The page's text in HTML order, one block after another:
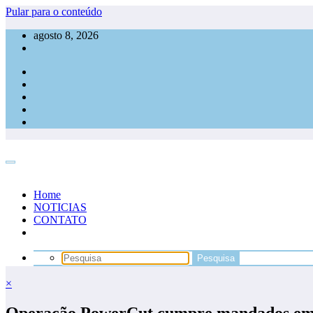
Pular para o conteúdo
agosto 8, 2026
Home
NOTICIAS
CONTATO
×